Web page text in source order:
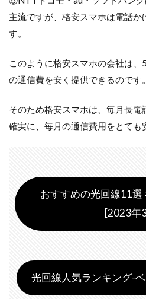
主流ですが、格安スマホは電話
す。
このように格安スマホの会社は、
の通信費を安く提供できるのです。
そのため格安スマホは、毎月長
確実に、毎月の通信費用をとても
おすすめの光回線11選
[2023年
光回線人気ランキング-